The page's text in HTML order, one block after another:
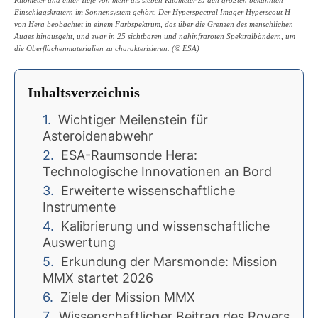
Einschlagskratern im Sonnensystem gehört. Der Hyperspectral Imager Hyperscout H
von Hera beobachtet in einem Farbspektrum, das über die Grenzen des menschlichen
Auges hinausgeht, und zwar in 25 sichtbaren und nahinfraroten Spektralbändern, um
die Oberflächenmaterialien zu charakterisieren. (© ESA)
Inhaltsverzeichnis
Wichtiger Meilenstein für
Asteroidenabwehr
ESA-Raumsonde Hera:
Technologische Innovationen an Bord
Erweiterte wissenschaftliche
Instrumente
Kalibrierung und wissenschaftliche
Auswertung
Erkundung der Marsmonde: Mission
MMX startet 2026
Ziele der Mission MMX